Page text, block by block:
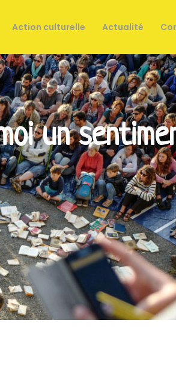
Action culturelle Actualité
un